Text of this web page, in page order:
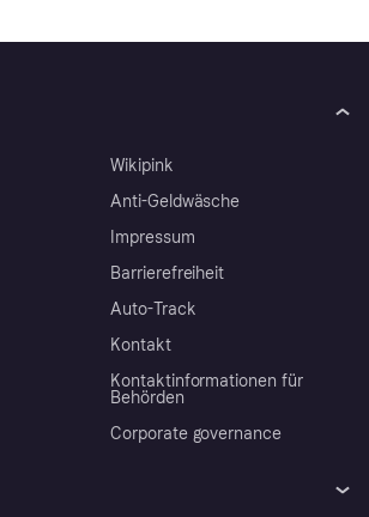
Wikipink
Anti-Geldwäsche
Impressum
Barrierefreiheit
Auto-Track
Kontakt
Kontaktinformationen für
Behörden
Corporate governance